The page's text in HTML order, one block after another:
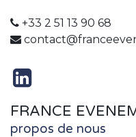
+33 2 51 13 90 68
FRANCE
propos de nous